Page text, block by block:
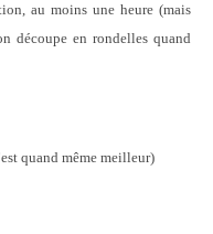
au moins une heure (mais
découpe en rondelles quand
quand même meilleur)